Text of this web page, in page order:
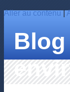
Aller au contenu|